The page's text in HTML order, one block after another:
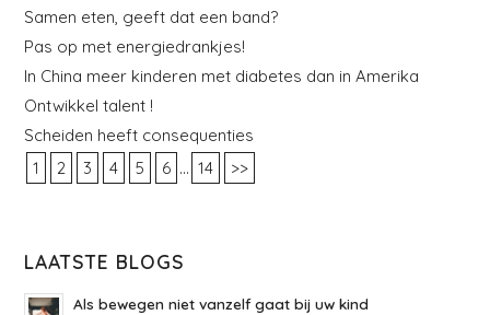
Samen eten, geeft dat een band?
Pas op met energiedrankjes!
In China meer kinderen met diabetes dan in Amerika
Ontwikkel talent !
Scheiden heeft consequenties
1
2 3 4 5 6 ... 14 >>
LAATSTE BLOGS
Als bewegen niet vanzelf gaat bij uw kind